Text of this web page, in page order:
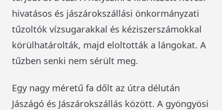
hivatásos és jászárokszállási önkormányzati
tűzoltók vízsugarakkal és kéziszerszámokkal
körülhatárolták, majd eloltották a lángokat. A
tűzben senki nem sérült meg.
Egy nagy méretű fa dőlt az útra délután
Jászágó és Jászárokszállás között. A gyöngyösi